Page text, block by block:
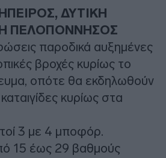
ΔΥΤΙΚΗ
ΠΕΛΟΠΟΝΝΗΣΟΣ
παροδικά αυξημένες
βροχές κυρίως το
οπότε θα εκδηλωθούν
κυρίως στα
3 με 4 μποφόρ.
15 έως 29 βαθμούς